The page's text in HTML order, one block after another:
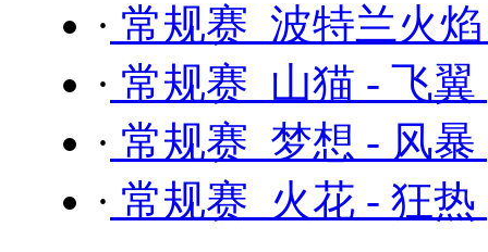
· 常规赛 波特兰火
· 常规赛 山猫 - 飞翼
· 常规赛 梦想 - 风暴
· 常规赛 火花 - 狂热